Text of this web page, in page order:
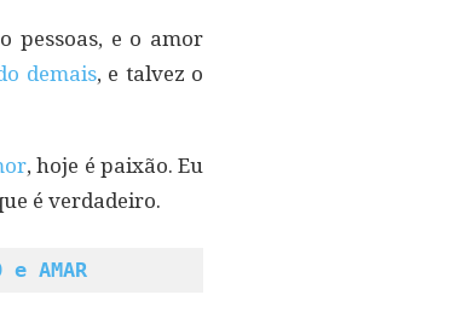
pessoas, e o amor
demais, e talvez o
, hoje é paixão. Eu
é verdadeiro.
e AMAR